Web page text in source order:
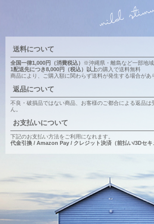
送料について
全国一律1,000円（消費税込） ※沖縄県・離島など一部地
1配送先につき8,000円（税込）以上の購入で送料無料
商品により、ご購入額に関わらず送料が発生する場合があ
返品について
不良・破損品ではない商品、お客様のご都合による返品は
ん。
お支払いについて
下記のお支払い方法をご利用になれます。
代金引換 / Amazon Pay / クレジット決済（前払い/3Dセキ